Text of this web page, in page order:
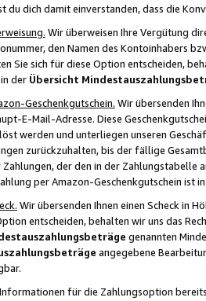
du dich damit einverstanden, dass die
Wir überweisen Ihre Vergütung
den Namen des Kontoinhabers
Sie sich für diese Option entscheiden,
der Übersicht
Geschenkgutschein. Wir übersenden
E-Mail-Adresse. Diese
werden und unterliegen unseren
zurückzuhalten, bis der fällige
Zahlungen, der den in der
per Amazon-Geschenkgutschein ist
Wir übersenden Ihnen einen Scheck in
entscheiden, behalten wir uns das
genannten
angegebene
für die Zahlungsoption